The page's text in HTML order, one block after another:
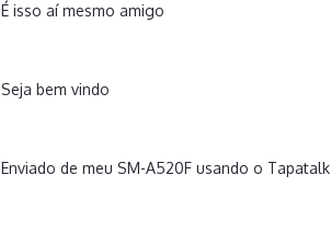
É isso aí mesmo amigo
Seja bem vindo
Enviado de meu SM-A520F usando o Tapatalk